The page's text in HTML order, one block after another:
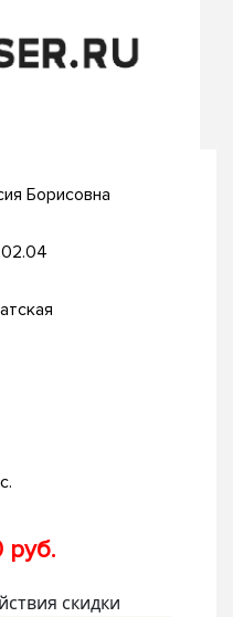
Борисовна
руб.
скидки